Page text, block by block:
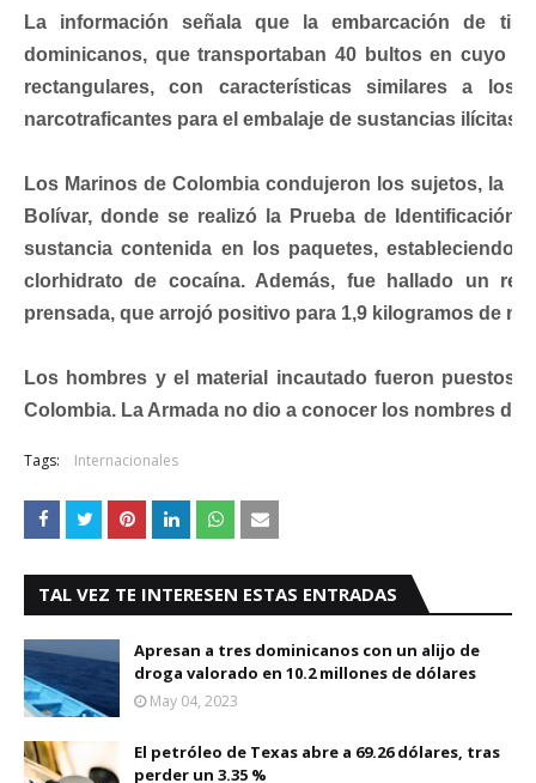
La información señala que la embarcación de
dominicanos, que transportaban 40 bultos en cuyo
rectangulares, con características similares a los
narcotraficantes para el embalaje de sustancias ilícitas.
Los Marinos de Colombia condujeron los sujetos, la
Bolívar, donde se realizó la Prueba de Identificación
sustancia contenida en los paquetes, estableciendo
clorhidrato de cocaína. Además, fue hallado un
prensada, que arrojó positivo para 1,9 kilogramos de
Los hombres y el material incautado fueron puestos
Colombia. La Armada no dio a conocer los nombres de
Tags: Internacionales
TAL VEZ TE INTERESEN ESTAS ENTRADAS
Apresan a tres dominicanos con un alijo de
droga valorado en 10.2 millones de dólares
May 04, 2023
El petróleo de Texas abre a 69.26 dólares, tras
perder un 3.35 %